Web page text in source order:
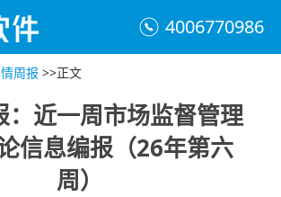
4006770986
周报 >>正文
：近一周市场监督管理
信息编报（26年第六
周）